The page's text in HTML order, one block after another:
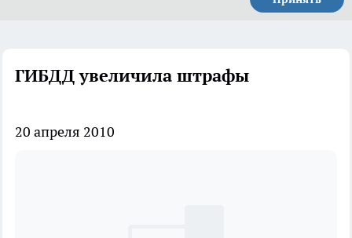
ГИБДД увеличила штрафы
20 апреля 2010